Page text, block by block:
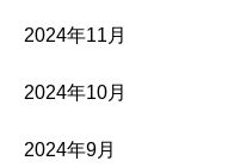
2024年11月
2024年10月
2024年9月